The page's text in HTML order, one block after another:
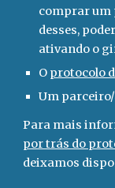
comprar um
desses,
ativando o
O protocolo
Um
Para mais
por trás do
deixamos